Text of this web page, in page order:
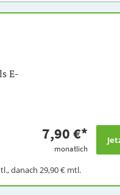
E-
7,90 €*
monatlich
danach 29,90 €mtl.